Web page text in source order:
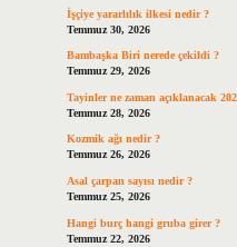
İşçiye yararlılık ilkesi nedir ?
Temmuz 30, 2026
Bambaşka Biri nerede çekildi ?
Temmuz 29, 2026
Tayinler ne zaman açıklanacak
Temmuz 28, 2026
Kozmik ağı nedir ?
Temmuz 26, 2026
Asal çarpan sayısı nedir ?
Temmuz 25, 2026
Hangi burç hangi gruba girer ?
Temmuz 22, 2026